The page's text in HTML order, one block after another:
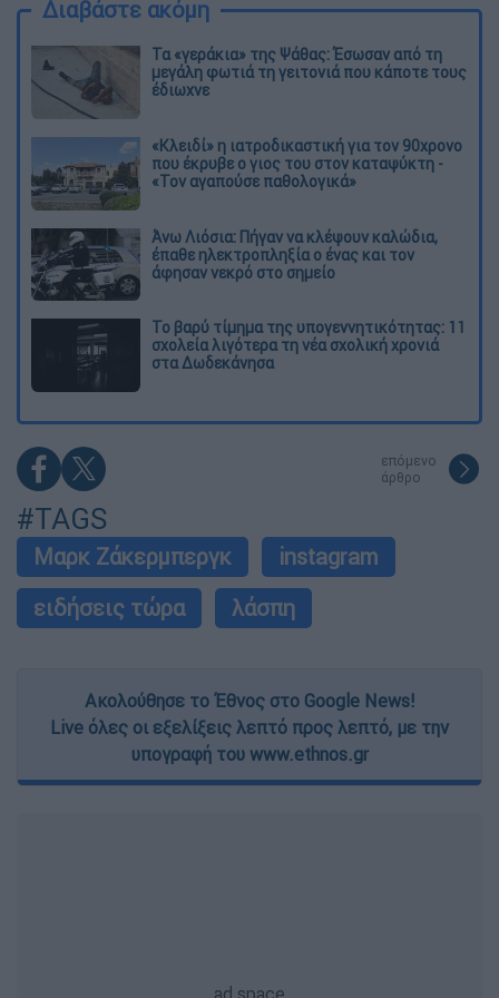
Διαβάστε ακόμη
Τα «γεράκια» της Ψάθας: Έσωσαν από τη
μεγάλη φωτιά τη γειτονιά που κάποτε τους
έδιωχνε
«Κλειδί» η ιατροδικαστική για τον 90χρονο
που έκρυβε ο γιος του στον καταψύκτη -
«Τον αγαπούσε παθολογικά»
Άνω Λιόσια: Πήγαν να κλέψουν καλώδια,
έπαθε ηλεκτροπληξία ο ένας και τον
άφησαν νεκρό στο σημείο
Το βαρύ τίμημα της υπογεννητικότητας: 11
σχολεία λιγότερα τη νέα σχολική χρονιά
στα Δωδεκάνησα
επόμενο
άρθρο
#TAGS
Μαρκ Ζάκερμπεργκ
instagram
ειδήσεις τώρα
λάσπη
Ακολούθησε το Έθνος στο Google News!
Live όλες οι εξελίξεις λεπτό προς λεπτό, με την
υπογραφή του www.ethnos.gr